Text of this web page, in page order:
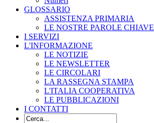
GLOSSARIO
ASSISTENZA PRIMARIA
LE NOSTRE PAROLE CHIAVE
I SERVIZI
L'INFORMAZIONE
LE NOTIZIE
LE NEWSLETTER
LE CIRCOLARI
LA RASSEGNA STAMPA
L'ITALIA COOPERATIVA
LE PUBBLICAZIONI
I CONTATTI